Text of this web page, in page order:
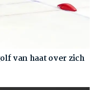
van haat over zich